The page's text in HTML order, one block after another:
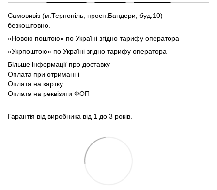
Самовивіз (м.Тернопіль, просп.Бандери, буд.10) —
безкоштовно.
«Новою поштою» по Україні згідно тарифу оператора
«Укрпоштою» по Україні згідно тарифу оператора
Більше інформації про доставку
Оплата при отриманні
Оплата на картку
Оплата на реквізити ФОП
Гарантія від виробника від 1 до 3 років.